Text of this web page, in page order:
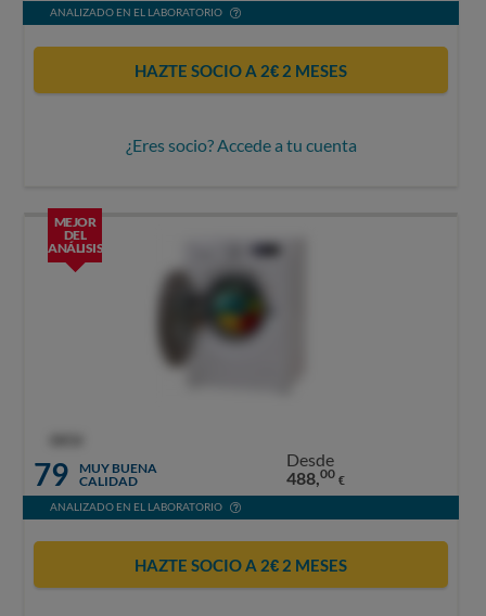
ANALIZADO EN EL LABORATORIO
HAZTE SOCIO A 2€ 2 MESES
¿Eres socio? Accede a tu cuenta
MEJOR
DEL
ANÁLISIS
79
MUY BUENA
CALIDAD
Desde
488,00 €
ANALIZADO EN EL LABORATORIO
HAZTE SOCIO A 2€ 2 MESES